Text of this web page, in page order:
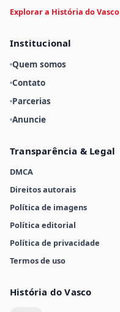
Explorar a História do Vasco
Institucional
Quem somos
Contato
Parcerias
Anuncie
Transparência & Legal
DMCA
Direitos autorais
Política de imagens
Política editorial
Política de privacidade
Termos de uso
História do Vasco